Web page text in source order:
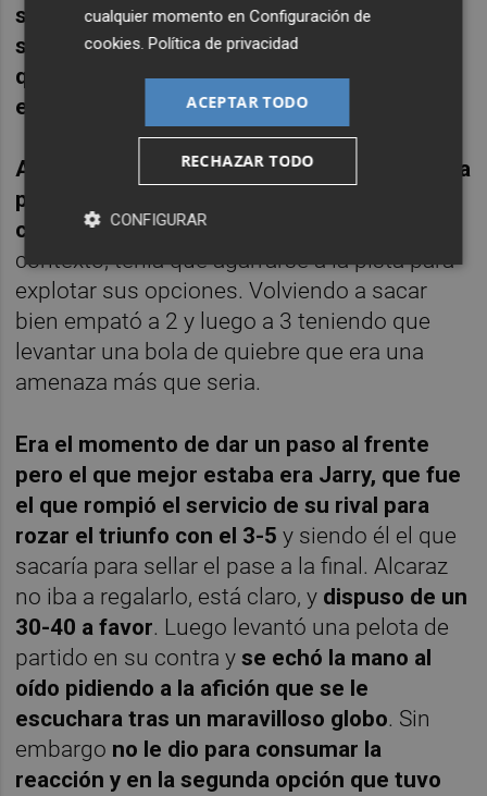
servicio. No lo hizo en un partido que se le
seguía complicando y ante un contrincante
que crecía en su confianza y lo materializó
en el marcador con el 1-2.
Aunque Alcaraz intentó darle altura a la bola
para evitar los cañonazos del chileno lo
cierto es que le faltaba fluidez
contexto, tenía que agarrarse a la pista para
explotar sus opciones. Volviendo a sacar
bien empató a 2 y luego a 3 teniendo que
levantar una bola de quiebre que era una
amenaza más que seria.
Era el momento de dar un paso al frente
pero el que mejor estaba era Jarry, que fue
el que rompió el servicio de su rival para
rozar el triunfo con el 3-5y siendo él el que
sacaría para sellar el pase a la final. Alcaraz
no iba a regalarlo, está claro, y dispuso de un
30-40 a favor. Luego levantó una pelota de
partido en su contra yse echó la mano al
oído pidiendo a la afición que se le
escuchara tras un maravilloso globo. Sin
embargo no le dio para consumar la
reacción y en la segunda opción que tuvo
cualquier momento enConfiguración de
cookies.Política de privacidad
ACEPTAR TODO
RECHAZAR TODO
CONFIGURAR